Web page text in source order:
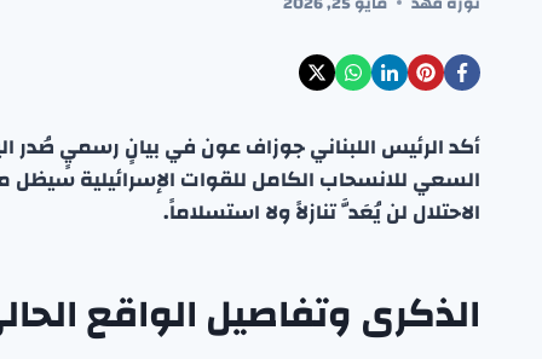
السعي للانسحاب الكامل للقوات الإسرائيلية سيظل
الاحتلال لن يُعَدَّ تنازلاً ولا استسلاماً.
الذكرى وتفاصيل الواقع